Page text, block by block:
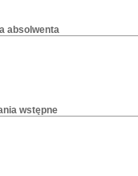
absolwenta
wstępne